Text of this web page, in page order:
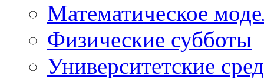
Математическое
Физические субботы
Университетские